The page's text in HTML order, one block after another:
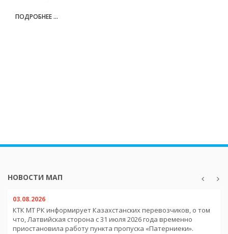
ПОДРОБНЕЕ ...
НОВОСТИ МАП
03.08.2026
КТК МТ РК информирует Казахстанских перевозчиков, о том
что, Латвийская сторона с 31 июля 2026 года временно
приостановила работу пункта пропуска «Патерниеки».